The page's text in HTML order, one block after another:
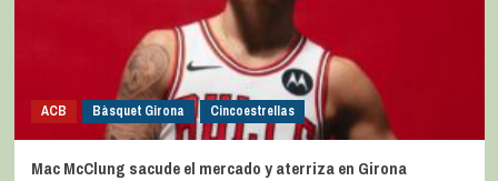
ACB Bàsquet Girona Cincoestrellas
Mac McClung sacude el mercado y aterriza en Girona